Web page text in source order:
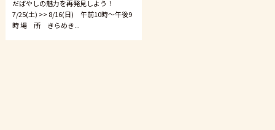
だばやしの魅力を再発見しよう！
7/25(土) >> 8/16(日) 午前10時〜午後9
時 場 所 きらめき...